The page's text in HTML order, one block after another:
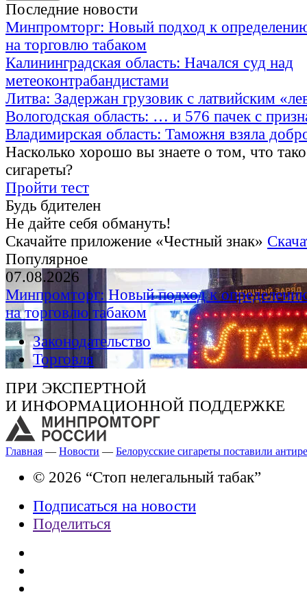
Последние новости
Минпромторг: Новый подход к
на торговлю табаком
Калининградская область: Начался суд над
метеоконтрабандистами
Литва: Задержан грузовик с латвийским
Вологодская область: … и 576 пачек с
Владимирская область: Таможня взяла
Насколько хорошо вы знаете о том, что
сигареты?
Пройти тест
Будь бдителен
Не дайте себя обмануть!
Скачайте приложение «Честный знак»
Популярное
07.08.2026
Минпромторг: Новый подход к
на торговлю табаком
Законодательство
Торговля
ПРИ ЭКСПЕРТНОЙ
И ИНФОРМАЦИОННОЙ ПОДДЕРЖКЕ
Главная — Новости — Белорусские сигареты поставили
© 2026 “Стоп нелегальный табак”
Подписаться на новости
Поделиться